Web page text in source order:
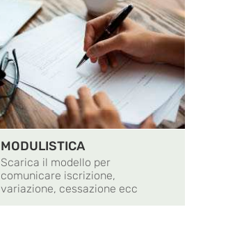
MODULISTICA
Scarica il modello per
comunicare iscrizione,
variazione, cessazione ecc